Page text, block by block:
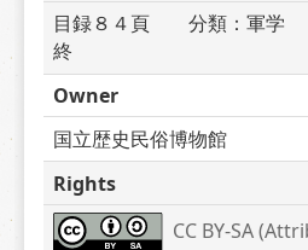
目録８４頁　　分類：軍学
終
Owner
国立歴史民俗博物館
Rights
CC BY-SA